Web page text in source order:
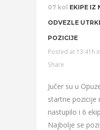
07 kol EKIPE IZ
ODVEZLE
POZICIJE
Posted at 13:41h
Share
Jučer su u
startne pozicije
nastupilo i 6
Najbolje se